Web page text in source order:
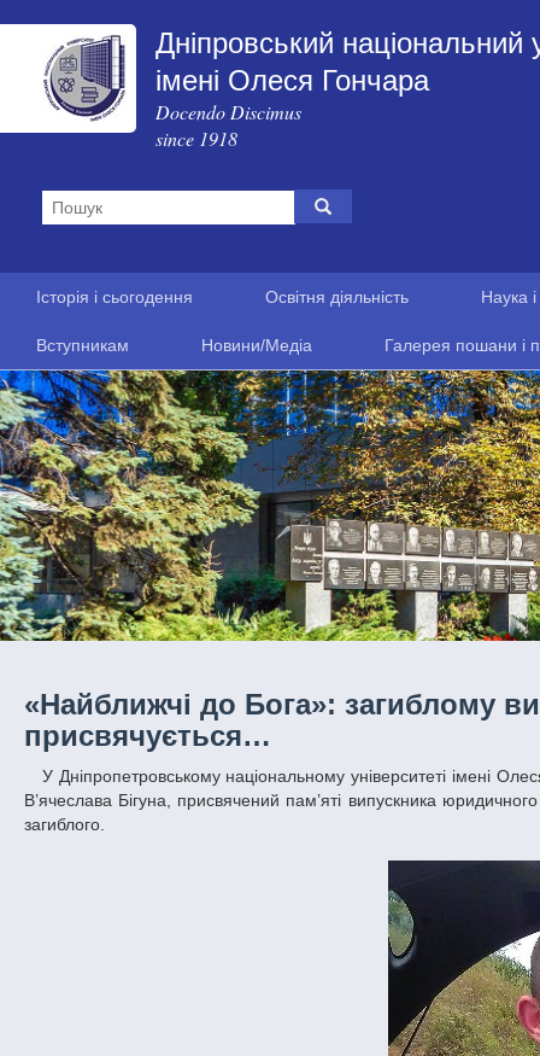
Дніпровський національний
імені Олеся Гончара
Docendo Discimus
since 1918
Історія і сьогодення Освітня діяльність Наука
Вступникам Новини/Медіа Галерея пошани і
«Найближчі до Бога»: загиблому
присвячується…
У Дніпропетровському національному університеті імені Олеся Гончара відбувся прем’єрний показ фільму «Найближчі до Бога» режисера
В’ячеслава Бігуна, присвячений пам’яті випускника
загиблого.